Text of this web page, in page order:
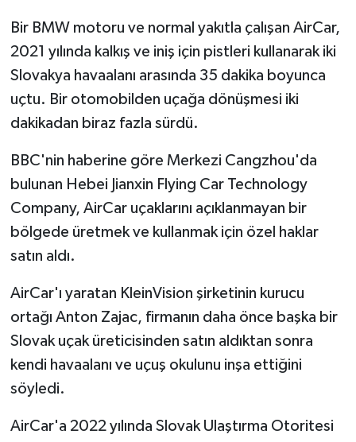
Bir BMW motoru ve normal yakıtla çalışan AirCar,
2021 yılında kalkış ve iniş için pistleri kullanarak iki
Slovakya havaalanı arasında 35 dakika boyunca
uçtu. Bir otomobilden uçağa dönüşmesi iki
dakikadan biraz fazla sürdü.
BBC'nin haberine göre Merkezi Cangzhou'da
bulunan Hebei Jianxin Flying Car Technology
Company, AirCar uçaklarını açıklanmayan bir
bölgede üretmek ve kullanmak için özel haklar
satın aldı.
AirCar'ı yaratan KleinVision şirketinin kurucu
ortağı Anton Zajac, firmanın daha önce başka bir
Slovak uçak üreticisinden satın aldıktan sonra
kendi havaalanı ve uçuş okulunu inşa ettiğini
söyledi.
AirCar'a 2022 yılında Slovak Ulaştırma Otoritesi